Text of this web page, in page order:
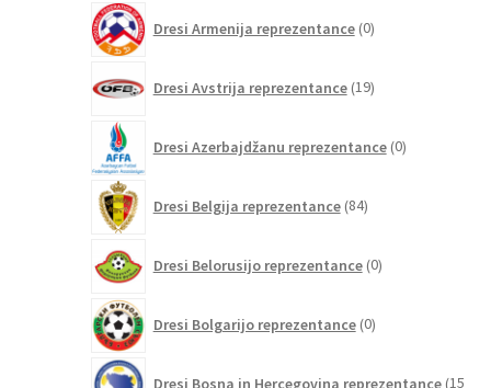
Dresi Armenija reprezentance 0izdelkov
Dresi Avstrija reprezentance 19izdelkov
Dresi Azerbajdžanu reprezentance 0izdelkov
Dresi Belgija reprezentance 84izdelkov
Dresi Belorusijo reprezentance 0izdelkov
Dresi Bolgarijo reprezentance 0izdelkov
Dresi Bosna in Hercegovina reprezentance 15